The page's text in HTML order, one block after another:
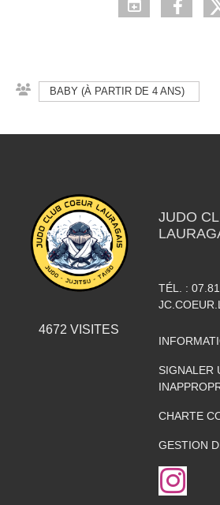
BABY (À PARTIR DE 4 ANS)
4672 VISITES
JUDO
TÉL. :
SIGNALER
CHARTE
GESTION